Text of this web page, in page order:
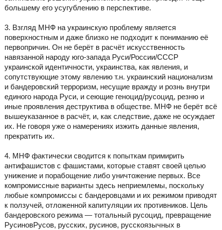
большему его усугублению в перспективе.
3. Взгляд МНФ на украинскую проблему является
поверхностным и даже близко не подходит к пониманию её
первопричин. Он не берёт в расчёт искусственность
навязанной народу юго-запада Руси/России/СССР
украинской идентичности, украинства, как явления, и
сопутствующие этому явлению т.н. украинский национализм
и бандеровский терроризм, несущие вражду и рознь внутри
единого народа Руси, и сеющие геноцид/русоцид, резню и
иные проявления деструктива в обществе. МНФ не берёт всё
вышеуказанное в расчёт, и, как следствие, даже не осуждает
их. Не говоря уже о намерениях изжить данные явления,
прекратить их.
4. МНФ фактически сводится к попыткам примирить
антифашистов с фашистами, которые ставят своей целью
унижение и порабощение либо уничтожение первых. Все
компромиссные варианты здесь неприемлемы, поскольку
любые компромиссы с бандеровцами и их режимом приводят
к ползучей, отложенной капитуляции их противников. Цель
бандеровского режима — тотальный русоцид, превращение
РусиновРусов, русских, русинов, русскоязычных в